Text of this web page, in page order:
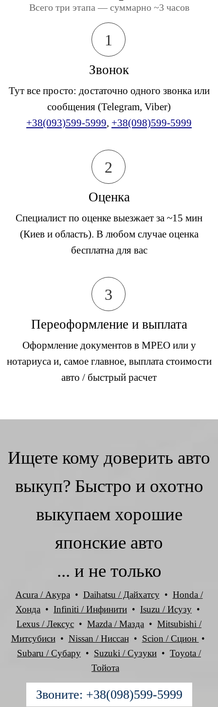
Всего три этапа — суммарно ~3 часов
1
Звонок
Тут все просто: достаточно одного звонка или
сообщения (Telegram, Viber)
+38(093)599-5999, +38(098)599-5999
2
Оценка
Специалист по оценке выезжает за ~15 мин
(Киев и область). В любом случае оценка
бесплатна для вас
3
Переоформление и выплата
Оформление документов в МРЕО или у
нотариуса и, самое главное, выплата стоимости
авто / быстрый расчет
Ищете кому доверить авто
выкуп? Быстро и охотно
выкупаем хорошие
японские авто
... и не только
Acura / Акура • Daihatsu / Дайхатсу• Honda /
Хонда • Infiniti / Инфинити • Isuzu / Исузу •
Lexus / Лексус • Mazda / Мазда • Mitsubishi /
Митсубиси• Nissan / Ниссан• Scion / Сцион •
Subaru / Субару • Suzuki / Сузуки • Toyota /
Тойота
Звоните: +38(098)599-5999